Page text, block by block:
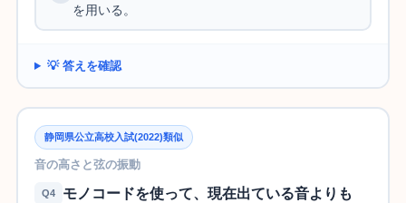
を用いる。
💡 答えを確認
静岡県公立高校入試(2022)類似
音の高さと弦の振動
Q4
モノコードを使って、現在出ている音よりも